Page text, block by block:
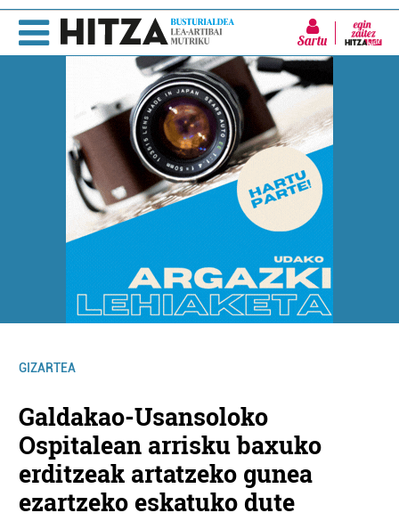
Sartu
GIZARTEA
Galdakao-Usansoloko
Ospitalean arrisku baxuko
erditzeak artatzeko gunea
ezartzeko eskatuko dute